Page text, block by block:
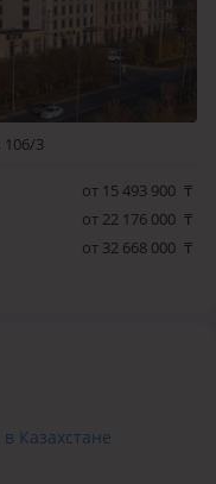
106/3
от 15 493 900 ₸
от 22 176 000 ₸
от 32 668 000 ₸
Казахстане